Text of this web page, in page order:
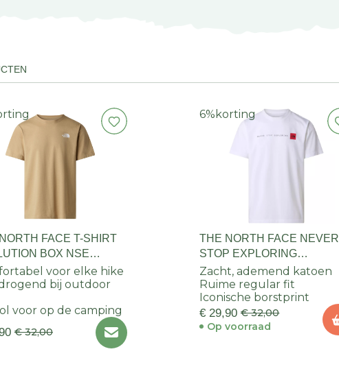
FACE T-SHIRT
BOX NSE
S/S HEREN
voor elke hike
bij outdoor
voor op de camping
€ 32,00
6% korting
THE NORTH FACE NEVER
STOP EXPLORING
REGULAR S/S TEE HEREN
Zacht, ademend katoen
Ruime regular fit
Iconische borstprint
€ 29,90 € 32,00
Op voorraad